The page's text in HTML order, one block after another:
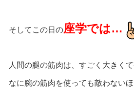
そしてこの日の座学では…
人間の腿の筋肉は、すごく大きく
なに腕の筋肉を使っても敵わないほ